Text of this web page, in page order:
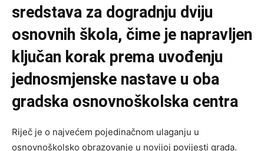
sredstava za dogradnju dviju
osnovnih škola, čime je napravljen
ključan korak prema uvođenju
jednosmjenske nastave u oba
gradska osnovnoškolska centra
Riječ je o najvećem pojedinačnom ulaganju u
osnovnoškolsko obrazovanje u novijoj povijesti grada.